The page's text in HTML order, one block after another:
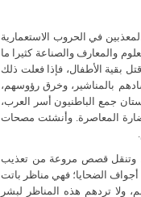
في الحروب الاستعمارية
والمعارف والصناعة كثيرا ما
بقية الأطفال، فإذا فعلت ذلك
بالمناشير، وخرق رؤوسهم،
جمع الباطنيون أسر العرب،
المعاصرة. وأنشئت مصحات
وتنقل قصص مروعة من تعذيب
أجواف الضحايا؛ فهي مناظر باتت
ولا تردهم هذه المناظر لبشر